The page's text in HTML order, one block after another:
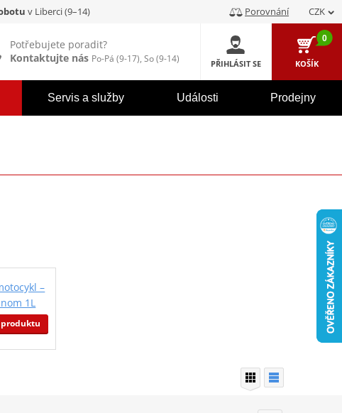
v Liberci (9–14) Porovnání CZK
Potřebujete poradit?
Kontaktujte nás Po-Pá (9-17), So (9-14) PŘIHLÁSIT SE
0
KOŠÍK
Servis a služby Události Prodejny
–
1L